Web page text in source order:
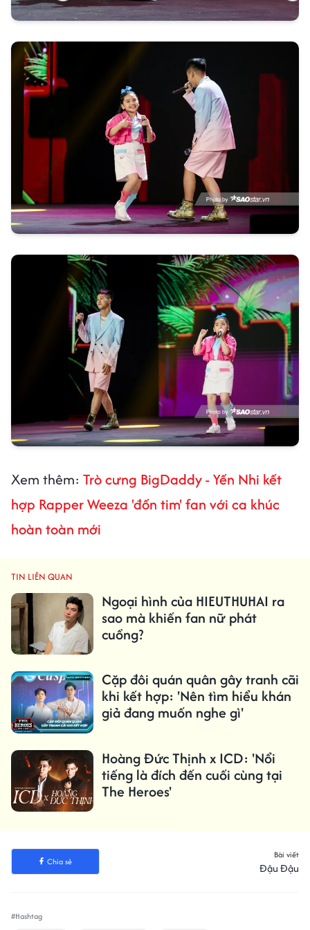
Xem thêm: Trò cưng BigDaddy - Yến Nhi kết
hợp Rapper Weeza 'đốn tim' fan với ca khúc
hoàn toàn mới
TIN LIÊN QUAN
Ngoại hình của HIEUTHUHAI ra
sao mà khiến fan nữ phát
cuồng?
Cặp đôi quán quân gây tranh cãi
khi kết hợp: 'Nên tìm hiểu khán
giả đang muốn nghe gì'
Hoàng Đức Thịnh x ICD: 'Nổi
tiếng là đích đến cuối cùng tại
The Heroes'
Chia sẻ
Bài viết
Đậu Đậu
#Hashtag